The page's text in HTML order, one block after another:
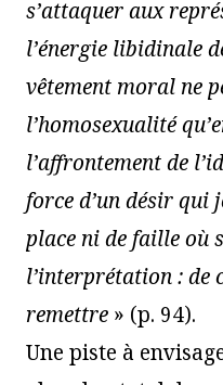
s’attaquer aux
l’énergie libidinale
vêtement moral ne
l’homosexualité
l’affrontement de
force d’un désir qui
place ni de faille où
l’interprétation : de
remettre » (p. 94).
Une piste à